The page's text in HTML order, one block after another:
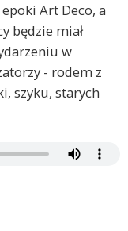
Art Deco, a
będzie miał
w
- rodem z
szyku, starych